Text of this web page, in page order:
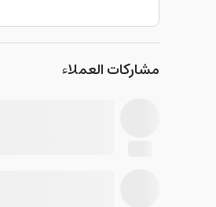
مشاركات العملاء